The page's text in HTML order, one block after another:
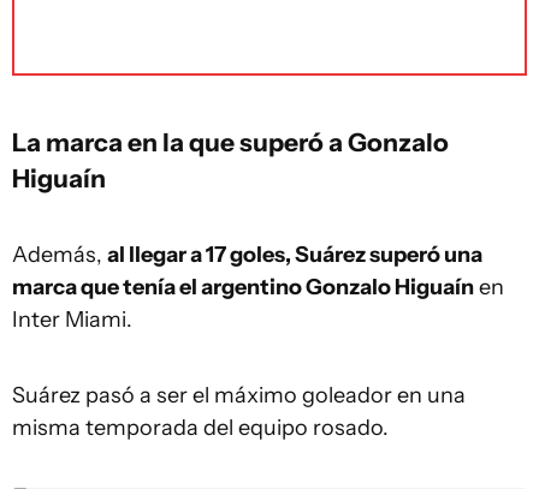
La marca en la que superó a Gonzalo
Higuaín
Además, al llegar a 17 goles, Suárez superó una
marca que tenía el argentino Gonzalo Higuaínen
Inter Miami.
Suárez pasó a ser el máximo goleador en una
misma temporada del equipo rosado.